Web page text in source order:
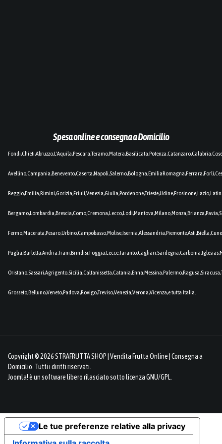
Spesa online e consegna a Domicilio
Grosseto,Belluno,Veneto,Padova,Rovigo,Treviso,Venezia,Verona,Vicenza,e tutta Italia.
Copyright © 2026 STRAFRUTTA SHOP | Vendita Frutta Online | Consegna a
Domicilio. Tutti i diritti riservati.
Joomla!è un software libero rilasciato sottolicenza GNU/GPL.
Le tue preferenze relative alla privacy